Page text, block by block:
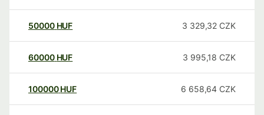
50000 HUF 3 329,32 CZK
60000 HUF 3 995,18 CZK
100000 HUF 6 658,64 CZK